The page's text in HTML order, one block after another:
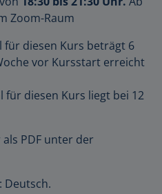
Zoom-Raum
diesen Kurs beträgt 6
vor Kursstart erreicht
diesen Kurs liegt bei 12
PDF unter der
Deutsch.